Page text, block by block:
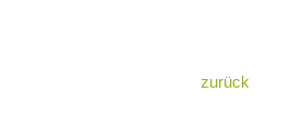
zurück